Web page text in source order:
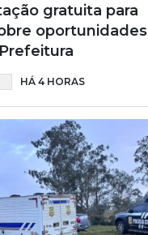
gratuita para
oportunidades
HÁ 4 HORAS